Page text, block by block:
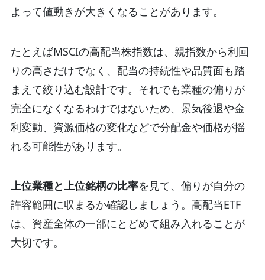
よって値動きが大きくなることがあります。
たとえばMSCIの高配当株指数は、親指数から利回
りの高さだけでなく、配当の持続性や品質面も踏
まえて絞り込む設計です。それでも業種の偏りが
完全になくなるわけではないため、景気後退や金
利変動、資源価格の変化などで分配金や価格が揺
れる可能性があります。
上位業種と上位銘柄の比率を見て、偏りが自分の
許容範囲に収まるか確認しましょう。高配当ETF
は、資産全体の一部にとどめて組み入れることが
大切です。